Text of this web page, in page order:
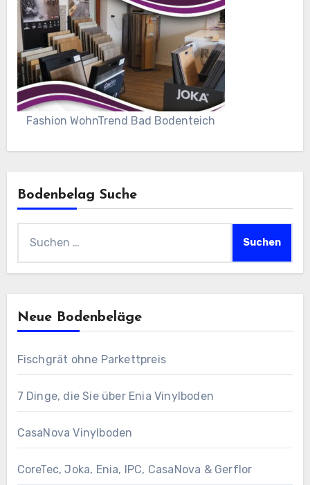
Fashion WohnTrend Bad Bodenteich
Bodenbelag Suche
nach:
Neue Bodenbeläge
Fischgrät ohne Parkettpreis
7 Dinge, die Sie über Enia Vinylboden
CasaNova Vinylboden
CoreTec, Joka, Enia, IPC, CasaNova & Gerflor